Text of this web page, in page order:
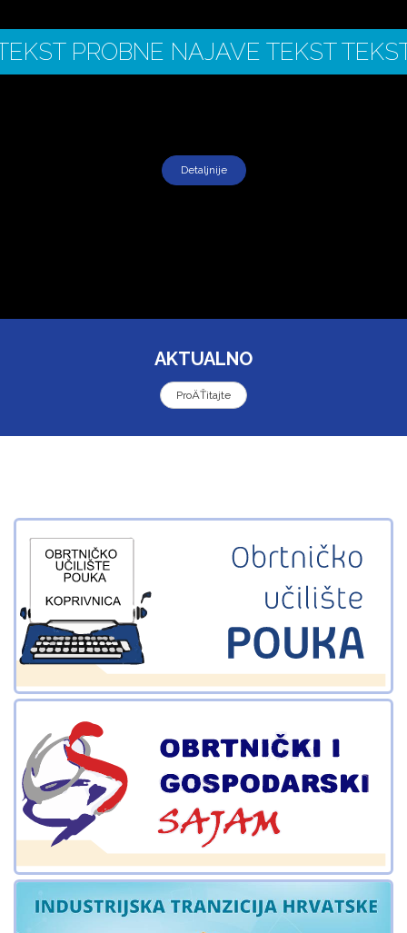
PROBNE NAJAVE TEKST
Detaljnije
AKTUALNO
ProÄŤitajte